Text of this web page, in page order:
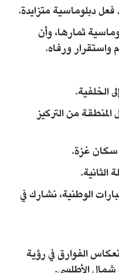
دبلوماسية متزايدة.
ثمارها، وأن
ورفاه.
الخلفية.
من التركيز
سكان غزة.
الثانية.
الوطنية، نشارك في
الفوارق في رؤية